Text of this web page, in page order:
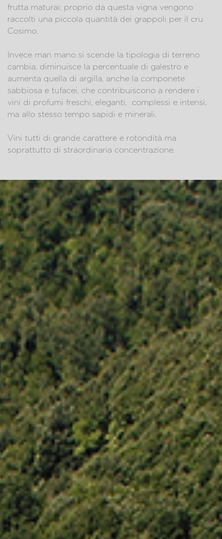
frutta maturai; proprio da questa vigna vengono
raccolti una piccola quantità dei grappoli per il cru
Cosimo.
Invece man mano si scende la tipologia di terreno
cambia, diminuisce la percentuale di galestro e
aumenta quella di argilla, anche la componete
sabbiosa e tufacei, che contribuiscono a rendere i
vini di profumi freschi, eleganti, complessi e intensi,
ma allo stesso tempo sapidi e minerali.
Vini tutti di grande carattere e rotondità ma
soprattutto di straordinaria concentrazione.